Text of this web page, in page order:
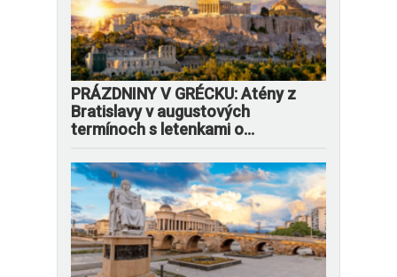
PRÁZDNINY V GRÉCKU: Atény z
Bratislavy v augustových
termínoch s letenkami o...